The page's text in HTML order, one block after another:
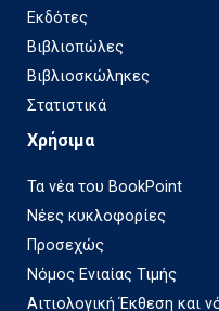
Εκδότες
Βιβλιοπώλες
Βιβλιοσκώληκες
Στατιστικά
Χρήσιμα
Τα νέα του BookPoint
Νέες κυκλοφορίες
Προσεχώς
Νόμος Ενιαίας Τιμής
Αιτιολογική Έκθεση και